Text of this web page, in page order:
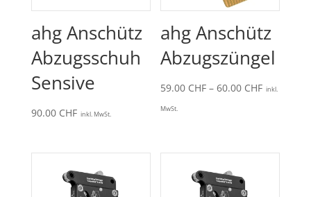
ahg Anschütz
Abzugsschuh
Sensive
90.00 CHF inkl. MwSt.
ahg Anschütz
Abzugszüngel
59.00 CHF –60.00 CHF inkl.
MwSt.